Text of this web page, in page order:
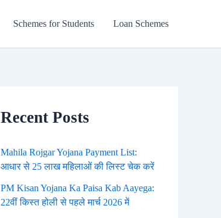
Schemes for Students Loan Schemes
Recent Posts
Mahila Rojgar Yojana Payment List:
आधार से 25 लाख महिलाओं की लिस्ट चेक करें
PM Kisan Yojana Ka Paisa Kab Aayega:
22वीं किस्त होली से पहले मार्च 2026 में